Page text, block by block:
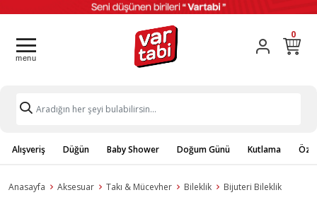
0
Alışveriş Düğün Baby Shower Doğum Günü Kutlama
Anasayfa Aksesuar Takı & Mücevher Bileklik Bijuteri Bileklik